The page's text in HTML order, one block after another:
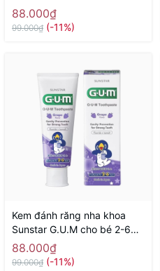
tuổi 70g ( hương bạc hà) -
Hàng Nhật nội địa
88.000₫
99.000₫ (-11%)
Kem đánh răng nha khoa
Sunstar G.U.M cho bé 2-6
tuổi 70g ( hương nho) -
Hàng Nhật nội địa
88.000₫
99.000₫ (-11%)